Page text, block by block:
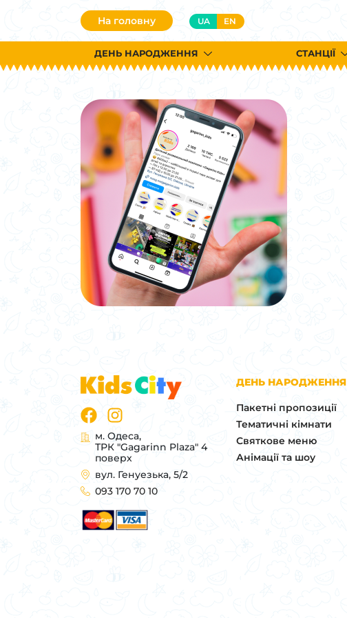
На головну UA EN
ДЕНЬ НАРОДЖЕННЯ СТАНЦІЇ
м. Одеса,
ТРК "Gagarinn Plaza" 4
поверх
вул. Генуезька, 5/2
093 170 70 10
ДЕНЬ НАРОДЖЕННЯ
Пакетні пропозиції
Тематичні кімнати
Святкове меню
Анімації та шоу